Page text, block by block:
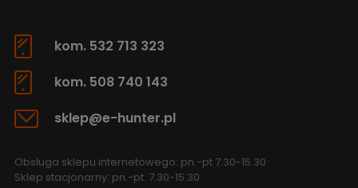
kom. 532 713 323
kom. 508 740 143
sklep@e-hunter.pl
Obsługa sklepu internetowego: pn.-pt 7.30-15.30
Sklep stacjonarny: pn.-pt. 7.30-15.30